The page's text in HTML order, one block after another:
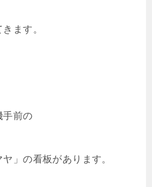
ます。
手前の
」の看板があります。